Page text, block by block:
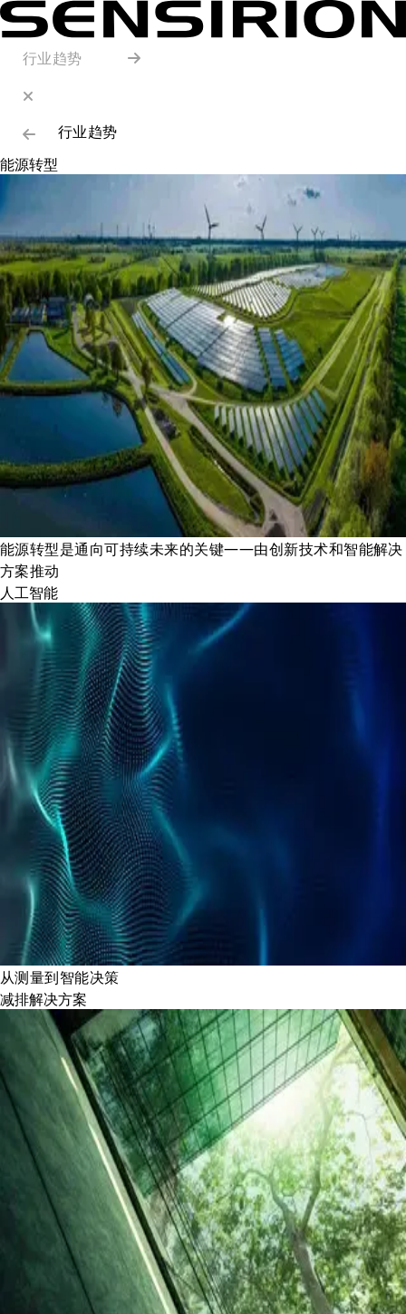
行业趋势
行业趋势
能源转型
能源转型是通向可持续未来的关键——由创新技术和智能解决
方案推动
人工智能
从测量到智能决策
减排解决方案